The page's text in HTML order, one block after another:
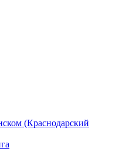
(Краснодарский